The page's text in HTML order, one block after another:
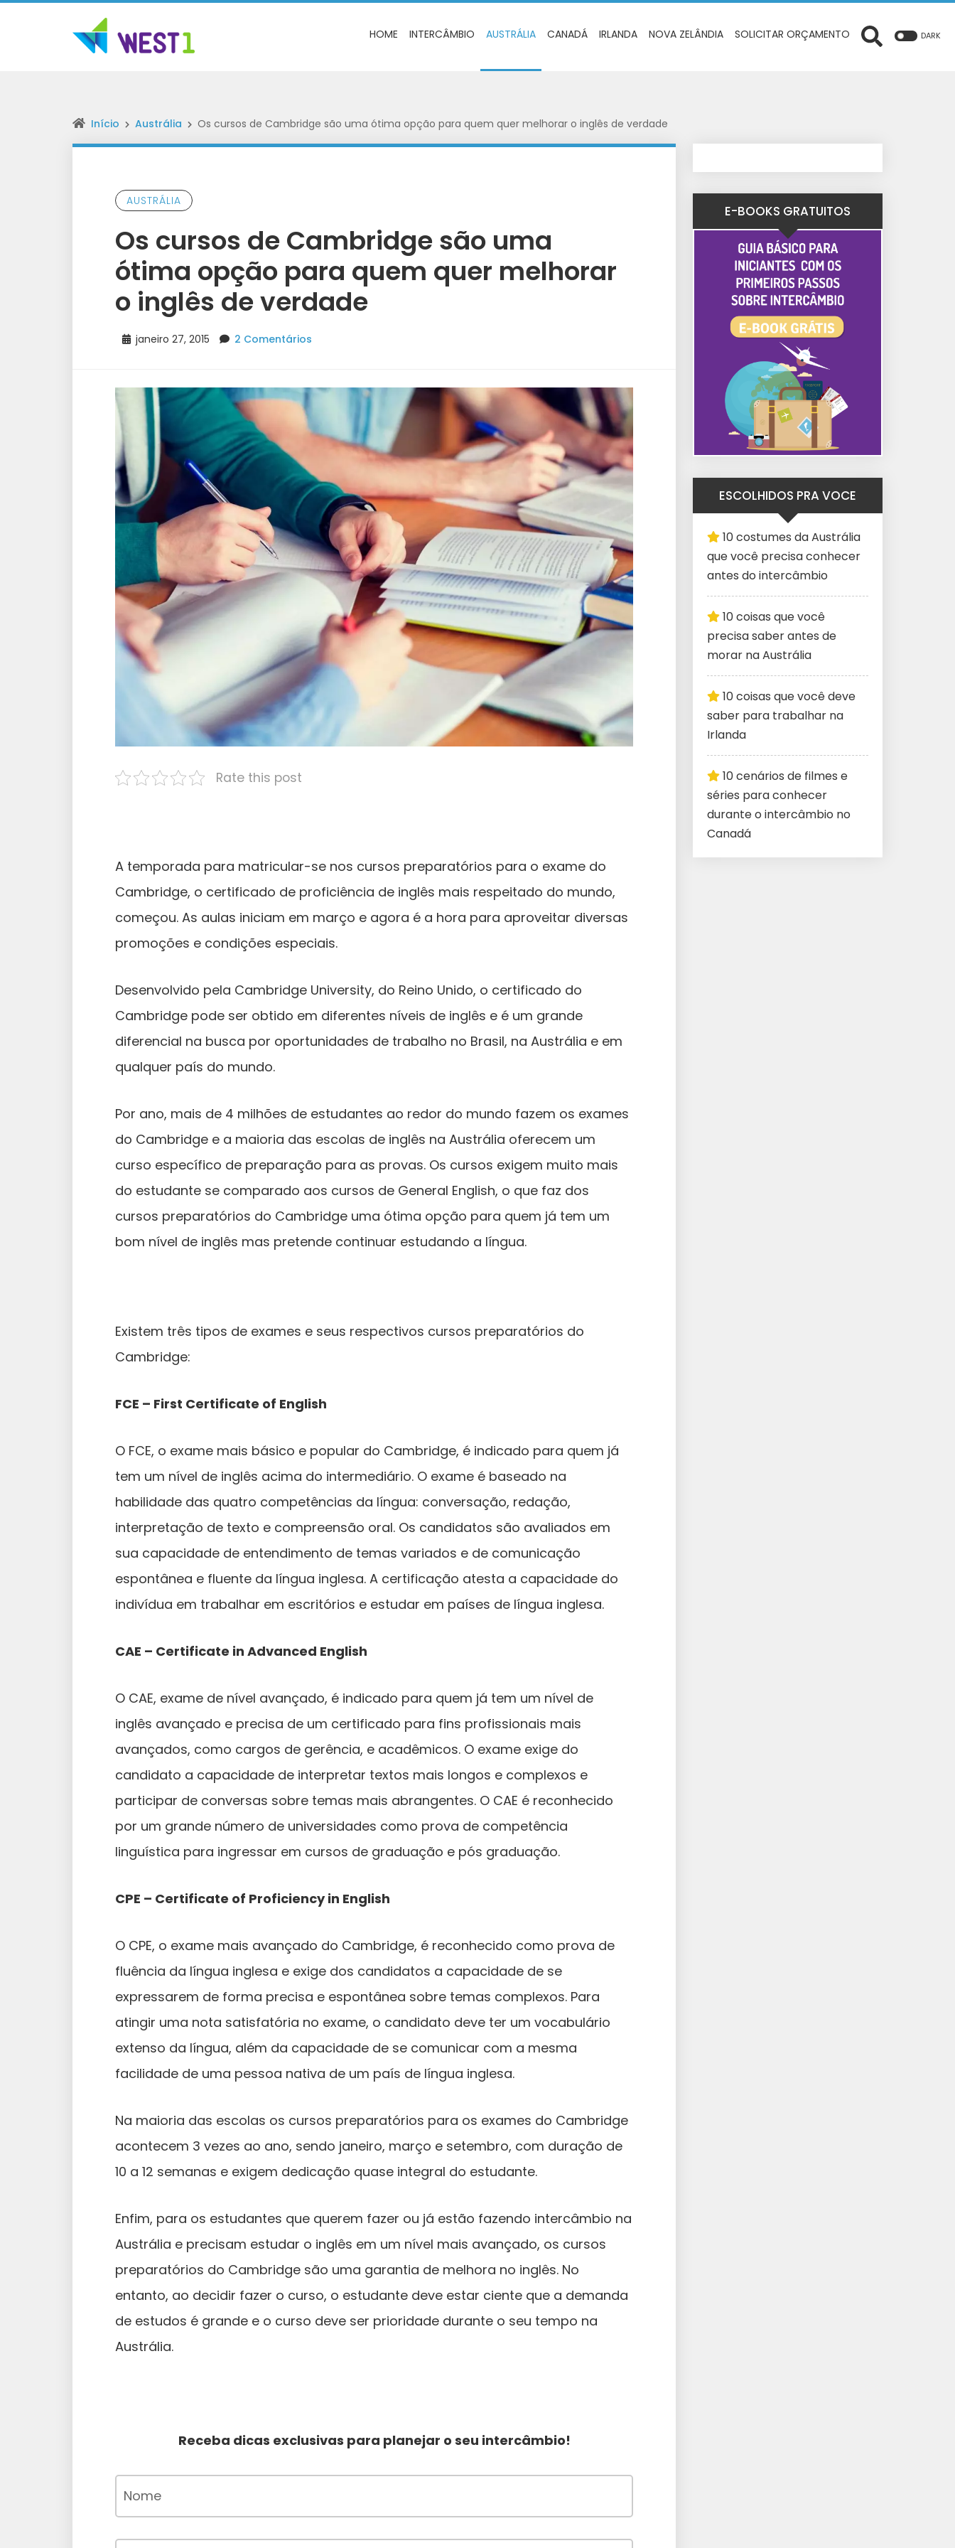
HOME INTERCÂMBIO AUSTRÁLIA CANADÁ IRLANDA NOVA ZELÂNDIA SOLICITAR ORÇAMENTO DARK
Início Austrália Os cursos de Cambridge são uma ótima opção para quem quer melhorar o inglês de verdade
AUSTRÁLIA
Os cursos de Cambridge são uma
ótima opção para quem quer melhorar
o inglês de verdade
janeiro 27, 2015 2 Comentários
Rate this post
A temporada para matricular-se nos cursos preparatórios para o exame do
Cambridge, o certificado de proficiência de inglês mais respeitado do mundo,
começou. As aulas iniciam em março e agora é a hora para aproveitar diversas
promoções e condições especiais.
Desenvolvido pela Cambridge University, do Reino Unido, o certificado do
Cambridge pode ser obtido em diferentes níveis de inglês e é um grande
diferencial na busca por oportunidades de trabalho no Brasil, na Austrália e em
qualquer país do mundo.
Por ano, mais de 4 milhões de estudantes ao redor do mundo fazem os exames
do Cambridge e a maioria das escolas de inglês na Austrália oferecem um
curso específico de preparação para as provas. Os cursos exigem muito mais
do estudante se comparado aos cursos de General English, o que faz dos
cursos preparatórios do Cambridge uma ótima opção para quem já tem um
bom nível de inglês mas pretende continuar estudando a língua.
Existem três tipos de exames e seus respectivos cursos preparatórios do
Cambridge:
FCE – First Certificate of English
O FCE, o exame mais básico e popular do Cambridge, é indicado para quem já
tem um nível de inglês acima do intermediário. O exame é baseado na
habilidade das quatro competências da língua: conversação, redação,
interpretação de texto e compreensão oral. Os candidatos são avaliados em
sua capacidade de entendimento de temas variados e de comunicação
espontânea e fluente da língua inglesa. A certificação atesta a capacidade do
indivídua em trabalhar em escritórios e estudar em países de língua inglesa.
CAE – Certificate in Advanced English
O CAE, exame de nível avançado, é indicado para quem já tem um nível de
inglês avançado e precisa de um certificado para fins profissionais mais
avançados, como cargos de gerência, e acadêmicos. O exame exige do
candidato a capacidade de interpretar textos mais longos e complexos e
participar de conversas sobre temas mais abrangentes. O CAE é reconhecido
por um grande número de universidades como prova de competência
linguística para ingressar em cursos de graduação e pós graduação.
CPE – Certificate of Proficiency in English
O CPE, o exame mais avançado do Cambridge, é reconhecido como prova de
fluência da língua inglesa e exige dos candidatos a capacidade de se
expressarem de forma precisa e espontânea sobre temas complexos. Para
atingir uma nota satisfatória no exame, o candidato deve ter um vocabulário
extenso da língua, além da capacidade de se comunicar com a mesma
facilidade de uma pessoa nativa de um país de língua inglesa.
Na maioria das escolas os cursos preparatórios para os exames do Cambridge
acontecem 3 vezes ao ano, sendo janeiro, março e setembro, com duração de
10 a 12 semanas e exigem dedicação quase integral do estudante.
Enfim, para os estudantes que querem fazer ou já estão fazendo intercâmbio na
Austrália e precisam estudar o inglês em um nível mais avançado, os cursos
preparatórios do Cambridge são uma garantia de melhora no inglês. No
entanto, ao decidir fazer o curso, o estudante deve estar ciente que a demanda
de estudos é grande e o curso deve ser prioridade durante o seu tempo na
Austrália.
Receba dicas exclusivas para planejar o seu intercâmbio!
E-BOOKS GRATUITOS
ESCOLHIDOS PRA VOCE
10 costumes da Austrália
que você precisa conhecer
antes do intercâmbio
10 coisas que você
precisa saber antes de
morar na Austrália
10 coisas que você deve
saber para trabalhar na
Irlanda
10 cenários de filmes e
séries para conhecer
durante o intercâmbio no
Canadá